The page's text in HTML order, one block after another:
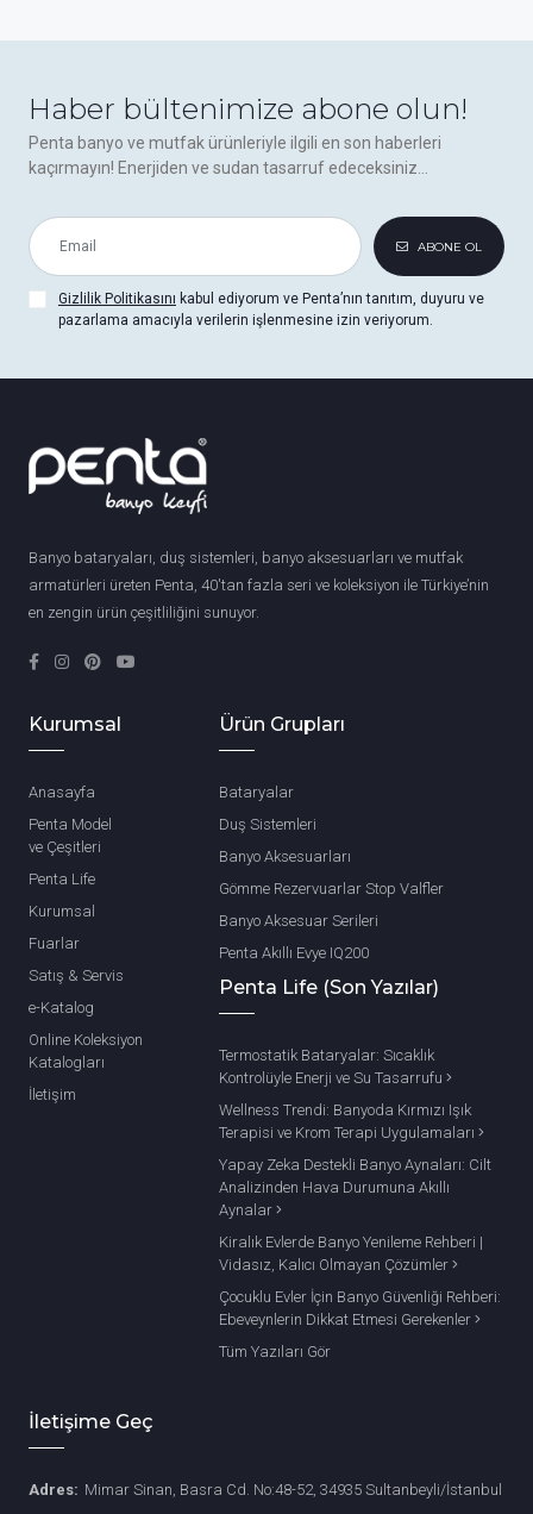
Haber bültenimize abone olun!
Penta banyo ve mutfak ürünleriyle ilgili en son haberleri
kaçırmayın! Enerjiden ve sudan tasarruf edeceksiniz...
ABONE OL
Gizlilik Politikasını kabul ediyorum ve Penta’nın tanıtım, duyuru ve
pazarlama amacıyla verilerin işlenmesine izin veriyorum.
Banyo bataryaları, duş sistemleri, banyo aksesuarları ve mutfak
armatürleri üreten Penta, 40'tan fazla seri ve koleksiyon ile Türkiye’nin
en zengin ürün çeşitliliğini sunuyor.
Kurumsal
Anasayfa
Penta Model
ve Çeşitleri
Penta Life
Kurumsal
Fuarlar
Satış & Servis
e-Katalog
Online Koleksiyon
Katalogları
İletişim
Ürün Grupları
Bataryalar
Duş Sistemleri
Banyo Aksesuarları
Gömme Rezervuarlar Stop Valfler
Banyo Aksesuar Serileri
Penta Akıllı Evye IQ200
Penta Life (Son Yazılar)
Termostatik Bataryalar: Sıcaklık
Kontrolüyle Enerji ve Su Tasarrufu
Wellness Trendi: Banyoda Kırmızı Işık
Terapisi ve Krom Terapi Uygulamaları
Yapay Zeka Destekli Banyo Aynaları: Cilt
Analizinden Hava Durumuna Akıllı
Aynalar
Kiralık Evlerde Banyo Yenileme Rehberi |
Vidasız, Kalıcı Olmayan Çözümler
Çocuklu Evler İçin Banyo Güvenliği Rehberi:
Ebeveynlerin Dikkat Etmesi Gerekenler
Tüm Yazıları Gör
İletişime Geç
Adres: Mimar Sinan, Basra Cd. No:48-52, 34935 Sultanbeyli/İstanbul